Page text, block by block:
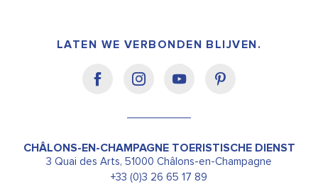
LATEN WE VERBONDEN BLIJVEN.
CHÂLONS-EN-CHAMPAGNE TOERISTISCHE DIENST
3 Quai des Arts, 51000 Châlons-en-Champagne
+33 (0)3 26 65 17 89